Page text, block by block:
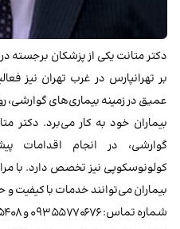
دکتر متانت یکی از پزشکان
بر تهرانپارس در غرب تهران نیز
عمیق در زمینه بیماری‌های
بیماران خود به کار می‌برد. دکتر
گوارشی، در انجام اقدامات
کولونوسکوپی نیز تخصص دارد. با
بیماران می‌توانند خدمات با کیفیت و
شماره تماس: ۰۹۳۵۵۷۷۰۶۷۶ و ۰۲۱۷۷۷۱۵۴۰۸